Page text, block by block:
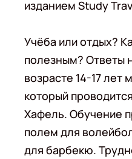
изданием Study
Учёба или отдых?
полезным? Ответы
возрасте 14-17 лет
который
Хафель. Обучение
полем для
для барбекю.